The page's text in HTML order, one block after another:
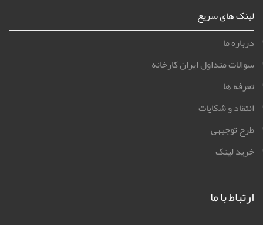
لینک های سریع
درباره ما
سوالات متداول ایران کارخانه
تعرفه ها
انتقاد و شکایات
طرح توجیهی
خرید لینک
ارتباط با ما